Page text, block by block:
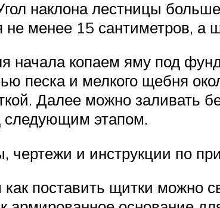
наклона лестницы
не менее 15 сантиметров, а
копаем яму под
песка и мелкого щебня
Далее можно заливать
следующим этапом.
и инструкции по
поставить щитки можно